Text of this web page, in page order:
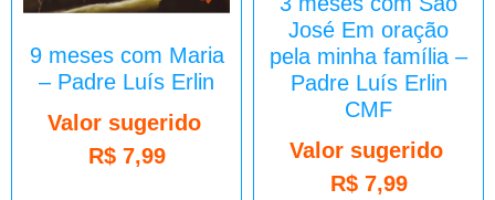
9 meses com Maria
– Padre Luís Erlin
Valor sugerido
R$7,99
José Em oração
pela minha família –
Padre Luís Erlin
CMF
Valor sugerido
R$7,99